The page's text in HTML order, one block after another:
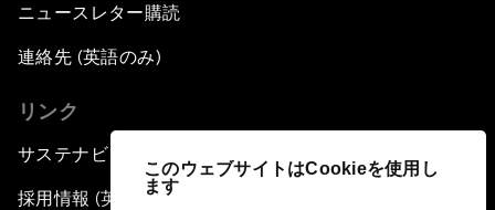
このウェブサイトはCookieを使用し
ます
ニュースレター購読
連絡先 (英語のみ)
リンク
サステナビリティへの取り組み
採用情報 (英語のみ)